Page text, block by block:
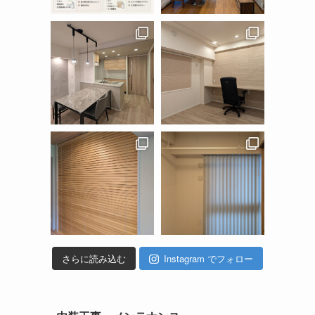
さらに読み込む Instagram でフォロー